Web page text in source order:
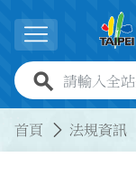
展開選單
全站查詢關
首頁 法規資訊